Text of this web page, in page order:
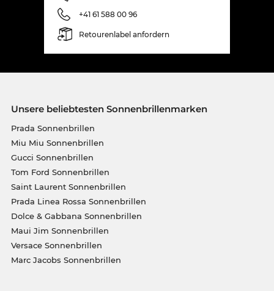
+41 61 588 00 96
Retourenlabel anfordern
Unsere beliebtesten Sonnenbrillenmarken
Prada Sonnenbrillen
Miu Miu Sonnenbrillen
Gucci Sonnenbrillen
Tom Ford Sonnenbrillen
Saint Laurent Sonnenbrillen
Prada Linea Rossa Sonnenbrillen
Dolce & Gabbana Sonnenbrillen
Maui Jim Sonnenbrillen
Versace Sonnenbrillen
Marc Jacobs Sonnenbrillen